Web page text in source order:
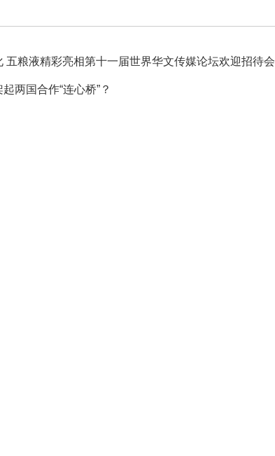
五粮液精彩亮相第十一届世界华文传媒论坛欢迎招待会
两国合作“连心桥”？